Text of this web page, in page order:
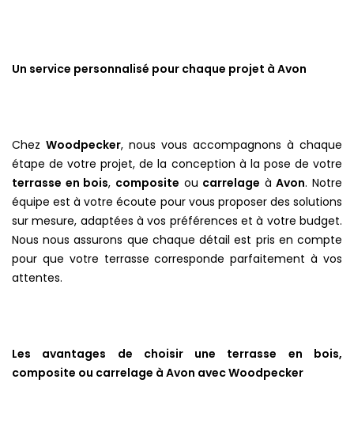
Un service personnalisé pour chaque projet à Avon
Chez Woodpecker, nous vous accompagnons à chaque
étape de votre projet, de la conception à la pose de votre
terrasse en bois, composite ou carrelage àAvon. Notre
équipe est à votre écoute pour vous proposer des solutions
sur mesure, adaptées à vos préférences et à votre budget.
Nous nous assurons que chaque détail est pris en compte
pour que votre terrasse corresponde parfaitement à vos
attentes.
Les avantages de choisir une terrasse en bois,
composite ou carrelage à Avon avec Woodpecker